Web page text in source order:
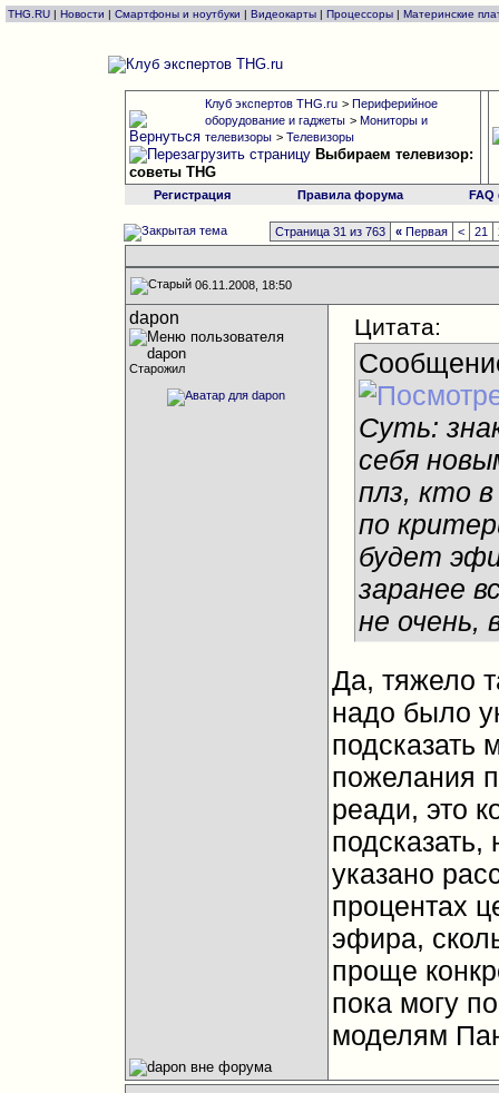
THG.RU | Новости | Смартфоны и ноутбуки | Видеокарты | Процессоры | Материнские
Клуб экспертов THG.ru > Периферийное
оборудование и гаджеты > Мониторы и
телевизоры > Телевизоры
Выбираем телевизор:
советы THG
Регистрация Правила форума
Страница 31 из 763 « Первая < 21
06.11.2008, 18:50
dapon
Старожил
Цитата:
Суть:
себя
плз, кто
по
будет
заранее
не очень,
Да, тяжело
надо было
подсказать
пожелания
реади, это
указано
процентах
эфира,
проще
пока могу
моделям